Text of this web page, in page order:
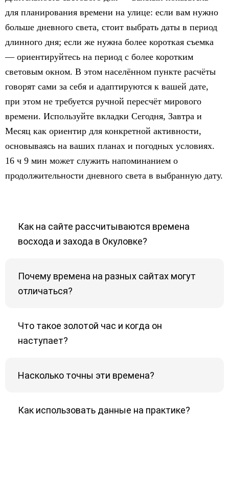
для планирования времени на улице: если вам нужно
больше дневного света, стоит выбрать даты в период
длинного дня; если же нужна более короткая съемка
— ориентируйтесь на период с более коротким
световым окном. В этом населённом пункте расчёты
говорят сами за себя и адаптируются к вашей дате,
при этом не требуется ручной пересчёт мирового
времени. Используйте вкладки Сегодня, Завтра и
Месяц как ориентир для конкретной активности,
основываясь на ваших планах и погодных условиях.
16 ч 9 мин может служить напоминанием о
продолжительности дневного света в выбранную дату.
Как на сайте рассчитываются времена
восхода и захода в Окуловке?
Почему времена на разных сайтах могут
отличаться?
Что такое золотой час и когда он
наступает?
Насколько точны эти времена?
Как использовать данные на практике?